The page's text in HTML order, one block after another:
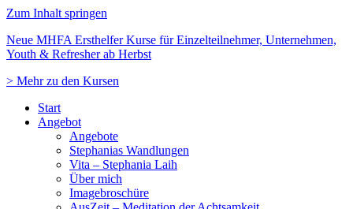
Zum Inhalt springen
Neue MHFA Ersthelfer Kurse für Einzelteilnehmer, Unternehmen,
Youth & Refresher ab Herbst
> Mehr zu den Kursen
Start
Angebot
Angebote
Stephanias Wandlungen
Vita – Stephania Laih
Über mich
Imagebroschüre